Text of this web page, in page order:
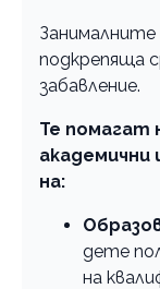
подкрепяща
забавление.
Те помагат
академични
на:
дете
на